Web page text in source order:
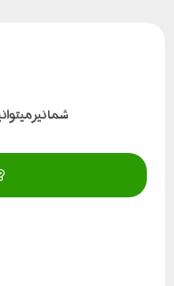
شما نیز